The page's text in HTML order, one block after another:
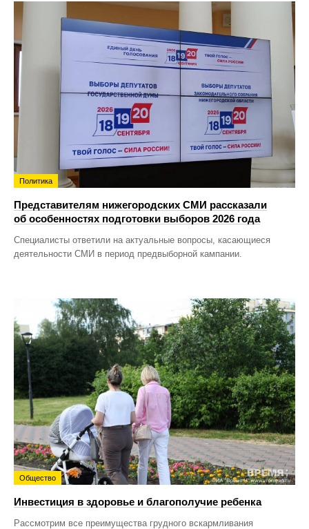
Политика
Представителям нижегородских СМИ рассказали
об особенностях подготовки выборов 2026 года
Специалисты ответили на актуальные вопросы, касающиеся
деятельности СМИ в период предвыборной кампании.
Общество
Инвестиция в здоровье и благополучие ребенка
Рассмотрим все преимущества грудного вскармливания